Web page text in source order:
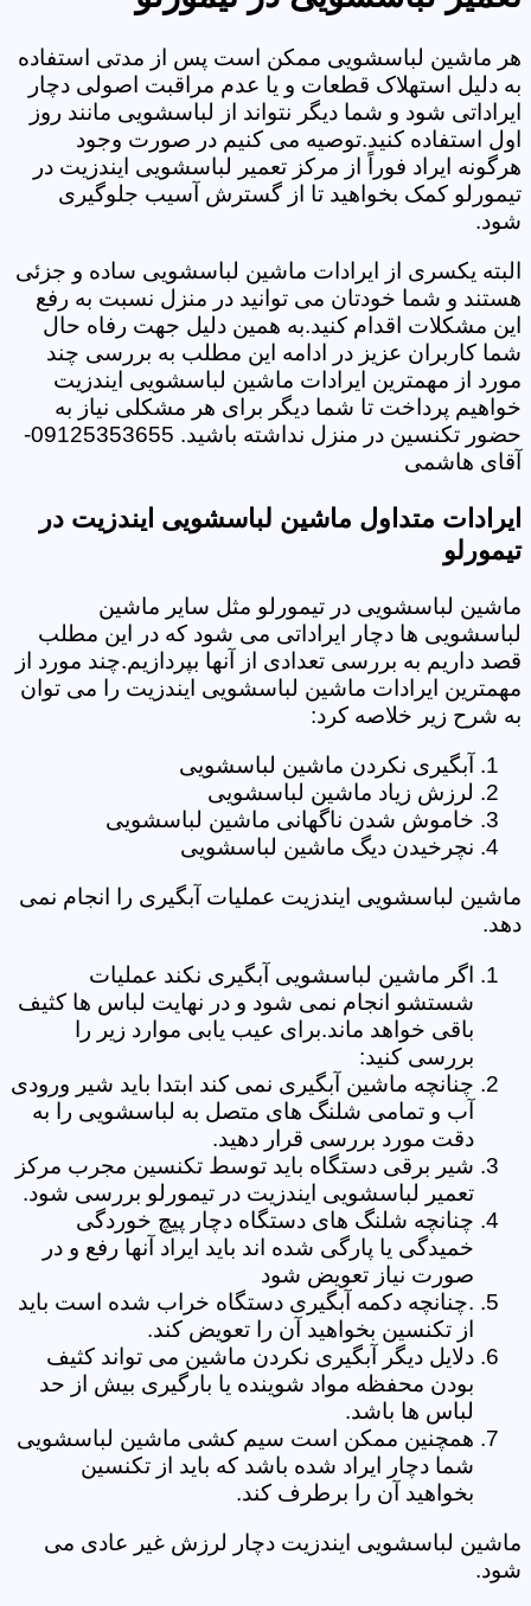
هر ماشین لباسشویی ممکن است پس از مدتی استفاده
به دلیل استهلاک قطعات و یا عدم مراقبت اصولی دچار
ایراداتی شود و شما دیگر نتواند از لباسشویی مانند روز
اول استفاده کنید.توصیه می کنیم در صورت وجود
هرگونه ایراد فوراً از مرکز تعمیر لباسشویی ایندزیت در
تیمورلو کمک بخواهید تا از گسترش آسیب جلوگیری
شود.
البته یکسری از ایرادات ماشین لباسشویی ساده و جزئی
هستند و شما خودتان می توانید در منزل نسبت به رفع
این مشکلات اقدام کنید.به همین دلیل جهت رفاه حال
شما کاربران عزیز در ادامه این مطلب به بررسی چند
مورد از مهمترین ایرادات ماشین لباسشویی ایندزیت
خواهیم پرداخت تا شما دیگر برای هر مشکلی نیاز به
حضور تکنسین در منزل نداشته باشید. 09125353655-
آقای هاشمی
ایرادات متداول ماشین لباسشویی ایندزیت در
تیمورلو
ماشین لباسشویی در تیمورلو مثل سایر ماشین
لباسشویی ها دچار ایراداتی می شود که در این مطلب
قصد داریم به بررسی تعدادی از آنها بپردازیم.چند مورد از
مهمترین ایرادات ماشین لباسشویی ایندزیت را می توان
به شرح زیر خلاصه کرد:
آبگیری نکردن ماشین لباسشویی
لرزش زیاد ماشین لباسشویی
خاموش شدن ناگهانی ماشین لباسشویی
نچرخیدن دیگ ماشین لباسشویی
ماشین لباسشویی ایندزیت عملیات آبگیری را انجام نمی
دهد.
اگر ماشین لباسشویی آبگیری نکند عملیات
شستشو انجام نمی شود و در نهایت لباس ها کثیف
باقی خواهد ماند.برای عیب یابی موارد زیر را
بررسی کنید:
چنانچه ماشین آبگیری نمی کند ابتدا باید شیر ورودی
آب و تمامی شلنگ های متصل به لباسشویی را به
دقت مورد بررسی قرار دهید.
شیر برقی دستگاه باید توسط تکنسین مجرب مرکز
تعمیر لباسشویی ایندزیت در تیمورلو بررسی شود.
چنانچه شلنگ های دستگاه دچار پیچ خوردگی
خمیدگی یا پارگی شده اند باید ایراد آنها رفع و در
صورت نیاز تعویض شود
.چنانچه دکمه آبگیری دستگاه خراب شده است باید
از تکنسین بخواهید آن را تعویض کند.
دلایل دیگر آبگیری نکردن ماشین می تواند کثیف
بودن محفظه مواد شوینده یا بارگیری بیش از حد
لباس ها باشد.
همچنین ممکن است سیم کشی ماشین لباسشویی
شما دچار ایراد شده باشد که باید از تکنسین
بخواهید آن را برطرف کند.
ماشین لباسشویی ایندزیت دچار لرزش غیر عادی می
شود.